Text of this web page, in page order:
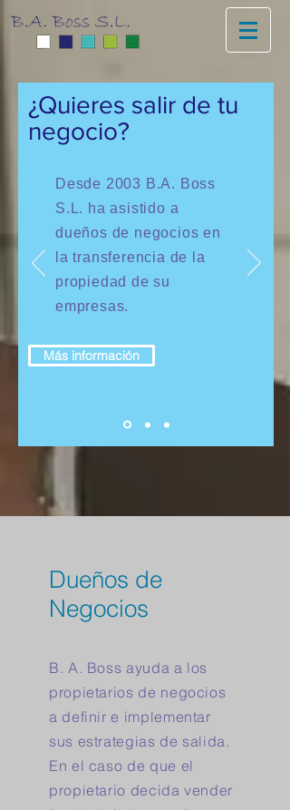
¿Quieres salir de tu
negocio?
Desde 2003 B.A. Boss
S.L. ha asistido a
dueños de negocios en
la transferencia de la
propiedad de su
empresas.
Más información
Dueños de
Negocios
B. A. Boss ayuda a los
propietarios de negocios
a definir e implementar
sus estrategias de salida.
En el caso de que el
propietario decida vender